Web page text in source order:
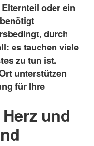
oder ein
durch
es tauchen viele
zu tun ist.
unterstützen
für Ihre
und